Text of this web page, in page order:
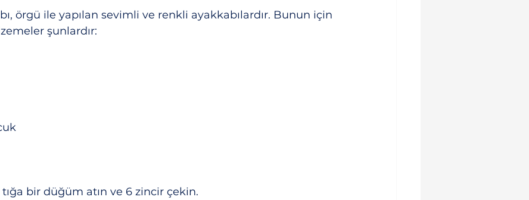
örgü ile yapılan sevimli ve renkli ayakkabılardır. Bunun için
şunlardır:
bir düğüm atın ve 6 zincir çekin.